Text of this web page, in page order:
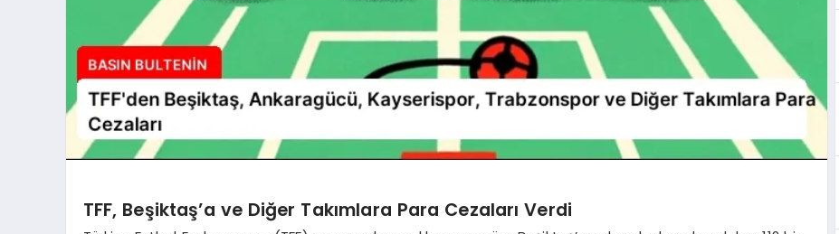
TFF, Beşiktaş’a ve Diğer Takımlara Para Cezaları Verdi